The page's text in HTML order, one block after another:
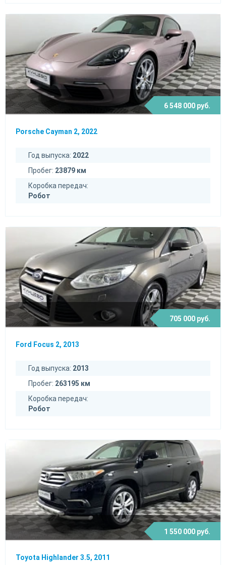
6 548 000 руб.
Porsche Cayman 2, 2022
Год выпуска: 2022
Пробег: 23879 км
Коробка передач:
Робот
705 000 руб.
Ford Focus 2, 2013
Год выпуска: 2013
Пробег: 263195 км
Коробка передач:
Робот
1 550 000 руб.
Toyota Highlander 3.5, 2011